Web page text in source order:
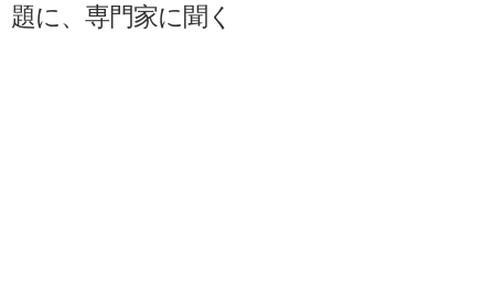
題に、専門家に聞く